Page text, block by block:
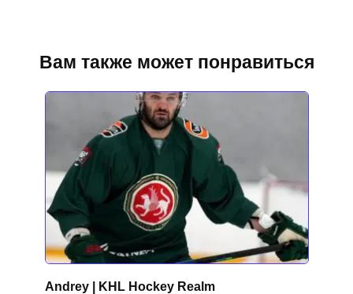
Вам также может понравиться
Andrey | KHL Hockey Realm